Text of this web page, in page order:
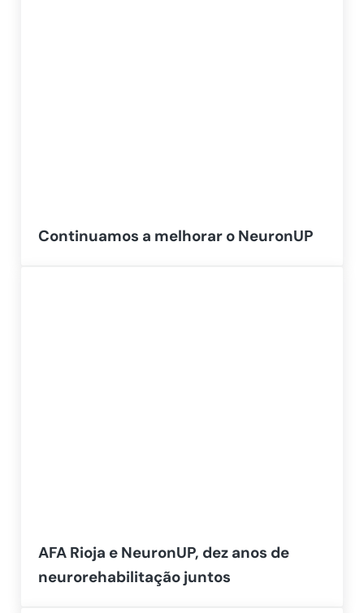
Continuamos a melhorar o NeuronUP
AFA Rioja e NeuronUP, dez anos de
neurorehabilitação juntos